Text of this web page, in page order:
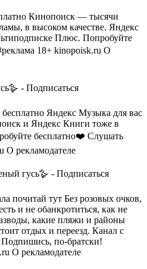
Кинопоиск — тысячи
в высоком качестве. Яндекс
Плюс. Попробуйте
18+ kinopoisk.ru О
- Подписаться
Яндекс Музыка для вас
и Яндекс Книги тоже в
бесплатно❤️ Слушать
О рекламодателе
гусь🪿 - Подписаться
почитай тут Без розовых очков,
и не обанкротиться, как не
какие пляжи и районы
отдых и переезд. Канал с
по-братски!
О рекламодателе